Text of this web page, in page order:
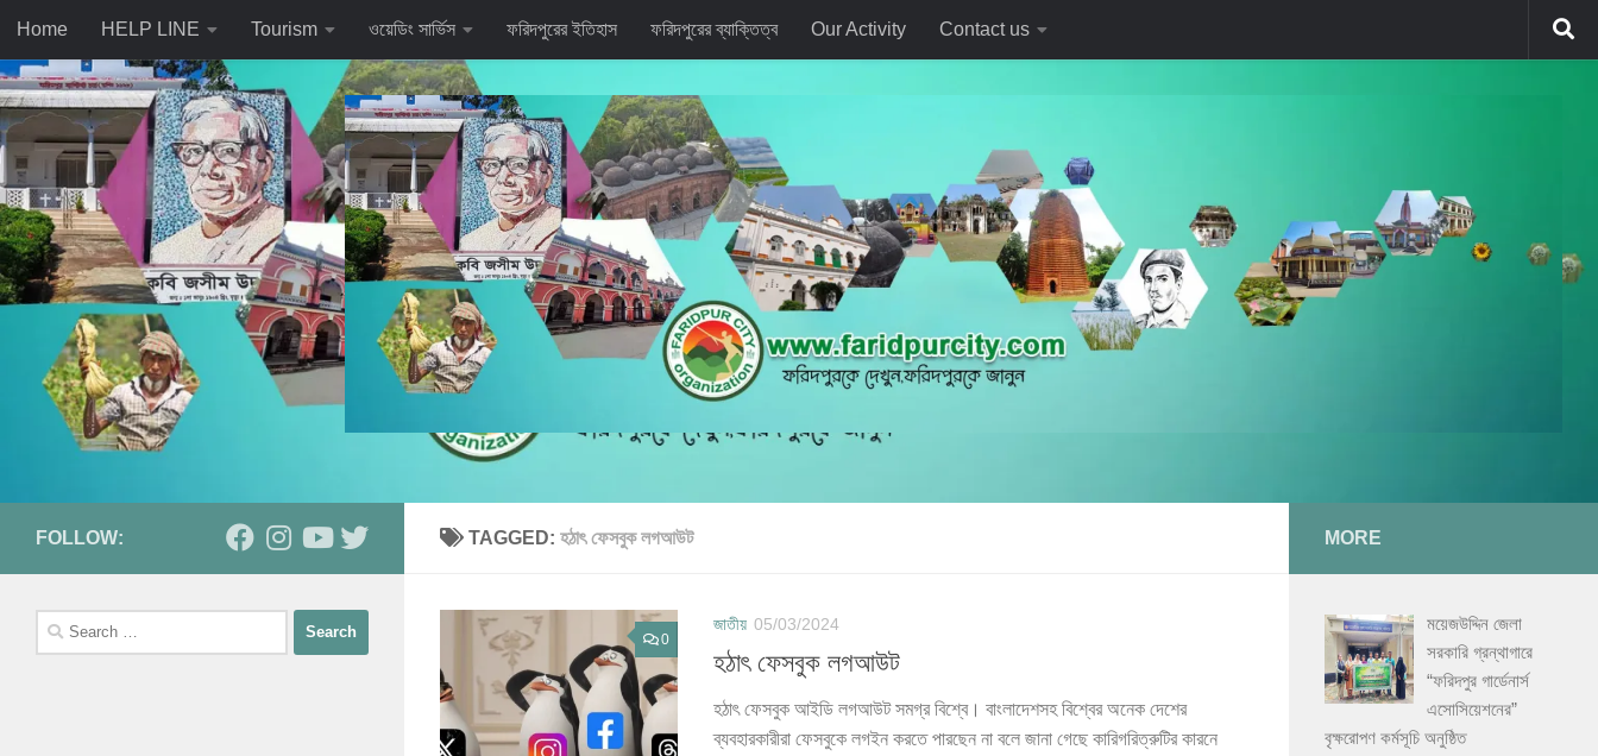
Skip to content
Home HELP LINE Tourism ওয়েডিং সার্ভিস ফরিদপুরের ইতিহাস ফরিদপুরের ব্যাক্তিত্ব Our Activity Contact us
TAGGED: হঠাৎ ফেসবুক লগআউট
0
জাতীয় 05/03/2024
হঠাৎ ফেসবুক লগআউট
হঠাৎ ফেসবুক আইডি লগআউট সমগ্র বিশ্বে। বাংলাদেশসহ বিশ্বের অনেক দেশের
ব্যবহারকারীরা ফেসবুকে লগইন করতে পারছেন না বলে জানা গেছে কারিগরিত্রুটির কারনে
FOLLOW:
Search
for:
MORE
ময়েজউদ্দিন জেলা
সরকারি গ্রন্থাগারে
“ফরিদপুর গার্ডেনার্স
এসোসিয়েশনের”
বৃক্ষরোপণ কর্মসূচি অনুষ্ঠিত